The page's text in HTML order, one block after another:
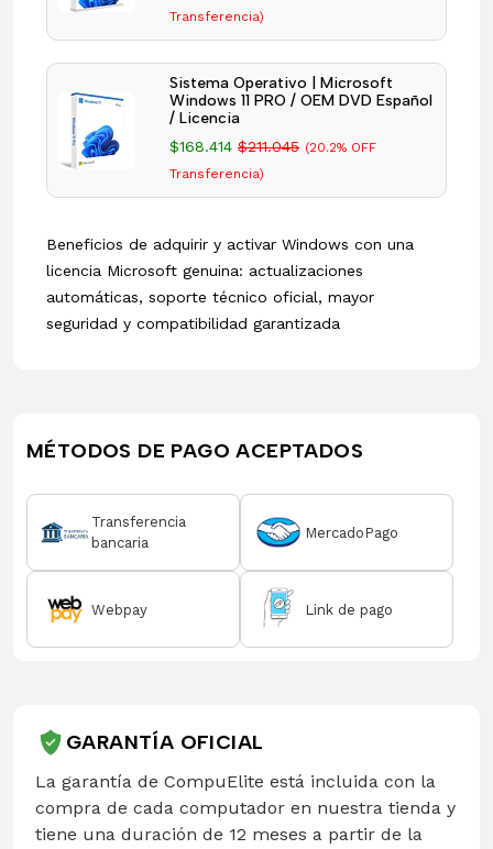
Transferencia)
Sistema Operativo | Microsoft
Windows 11 PRO / OEM DVD Español
/ Licencia
$168.414 $211.045 (20.2% OFF
Transferencia)
Beneficios de adquirir y activar Windows con una
licencia Microsoft genuina: actualizaciones
automáticas, soporte técnico oficial, mayor
seguridad y compatibilidad garantizada
MÉTODOS DE PAGO ACEPTADOS
Transferencia
bancaria
MercadoPago
Webpay Link de pago
GARANTÍA OFICIAL
La garantía de CompuElite está incluida con la
compra de cada computador en nuestra tienda y
tiene una duración de 12 meses a partir de la